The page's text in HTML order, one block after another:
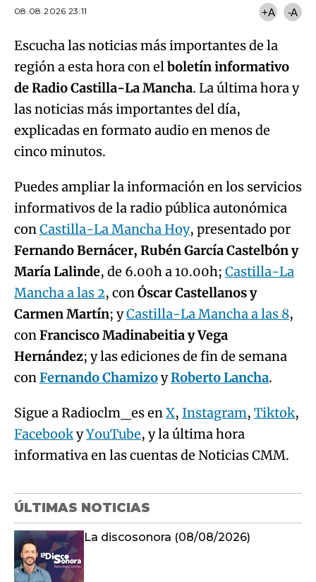
08.08.2026 23:11 +A -A
Escucha las noticias más importantes de la
región a esta hora con elboletín informativo
de Radio Castilla-La Mancha. La última hora y
las noticias más importantes del día,
explicadas en formato audio en menos de
cinco minutos.
Puedes ampliar la información en los servicios
informativos de la radio pública autonómica
conCastilla-La Mancha Hoy, presentado por
Fernando Bernácer, Rubén García Castelbón y
María Lalinde, de 6.00h a 10.00h; Castilla-La
Mancha a las 2, conÓscar Castellanos y
Carmen Martín; yCastilla-La Mancha a las 8,
conFrancisco Madinabeitia y Vega
Hernández; y las ediciones de fin de semana
conFernando ChamizoyRoberto Lancha.
Sigue a Radioclm_es enX, Instagram, Tiktok,
FacebookyYouTube, y la última hora
informativa en las cuentas de Noticias CMM.
ÚLTIMAS NOTICIAS
La discosonora (08/08/2026)